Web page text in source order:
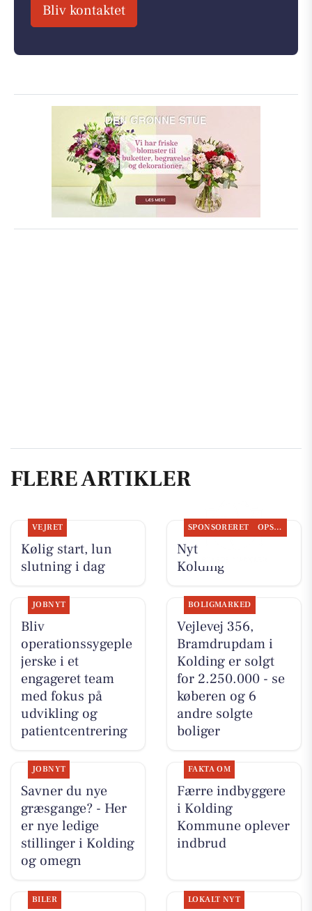
Bliv kontaktet
FLERE ARTIKLER
VEJRET
Kølig start, lun
slutning i dag
SPONSORERET OPSLAGSTAVLEN
Nyt fra Osten
Kolding
JOBNYT
Bliv
operationssygeple
jerske i et
engageret team
med fokus på
udvikling og
patientcentrering
BOLIGMARKED
Vejlevej 356,
Bramdrupdam i
Kolding er solgt
for 2.250.000 - se
køberen og 6
andre solgte
boliger
JOBNYT
Savner du nye
græsgange? - Her
er nye ledige
stillinger i Kolding
og omegn
FAKTA OM
Færre indbyggere
i Kolding
Kommune oplever
indbrud
BILER LOKALT NYT